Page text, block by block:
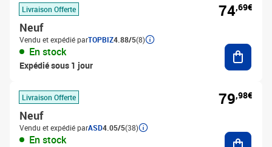
Livraison Offerte
Neuf
Vendu et expédié parTOPBIZ4.88/5(8)
En stock
Expédié sous 1 jour
74,69€
Livraison Offerte
Neuf
Vendu et expédié parASD4.05/5(38)
En stock
79,98€